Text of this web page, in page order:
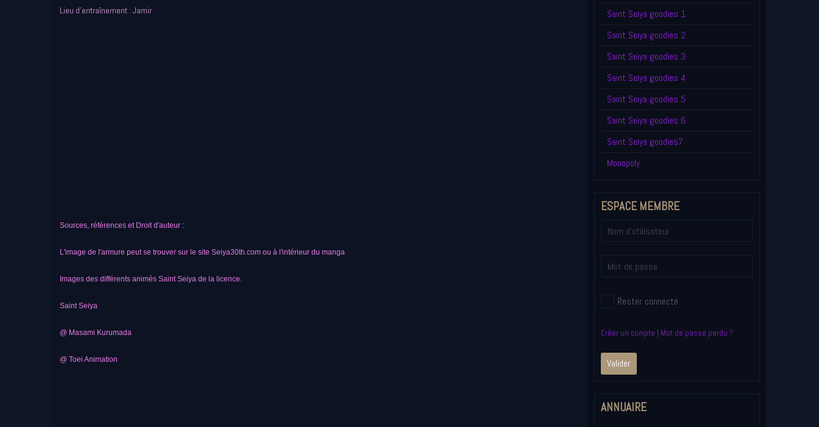
Lieu d'entraînement : Jamir
Sources, références et Droit d'auteur :
L'image de l'armure peut se trouver sur le site Seiya30th.com ou à l'intérieur du manga
Images des différents animés Saint Seiya de la licence.
Saint Seiya
@ Masami Kurumada
@ Toei Animation
Saint Seiya goodies 1
Saint Seiya goodies 2
Saint Seiya goodies 3
Saint Seiya goodies 4
Saint Seiya goodies 5
Saint Seiya goodies 6
Saint Seiya goodies7
Monopoly
ESPACE MEMBRE
Rester connecté
Créer un compte | Mot de passe perdu ?
Valider
ANNUAIRE